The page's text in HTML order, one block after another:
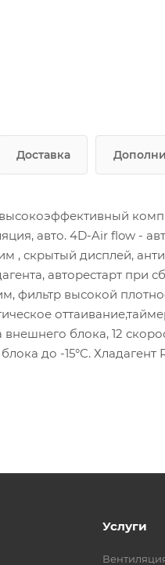
Доставка
высокоэффективный
авто. 4D-Air flow -
, скрытый дисплей,
авторестарт при
фильтр высокой
блока, 12
до -15°C. Хладагент
Услуги